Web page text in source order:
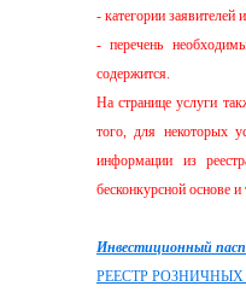
- категории заявителей
- перечень
содержится.
На странице услуги
того, для некоторых
информации из
бесконкурсной основе и
Инвестиционный
РЕЕСТР РОЗНИЧНЫХ